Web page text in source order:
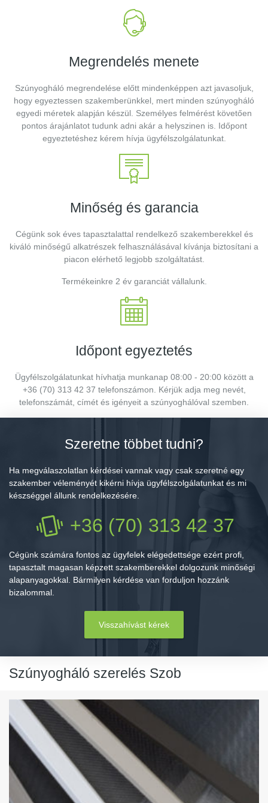
Megrendelés menete
Szúnyogháló megrendelése előtt mindenképpen azt javasoljuk,
hogy egyeztessen szakemberünkkel, mert minden szúnyogháló
egyedi méretek alapján készül. Személyes felmérést követően
pontos árajánlatot tudunk adni akár a helyszinen is. Időpont
egyeztetéshez kérem hívja ügyfélszolgálatunkat.
Minőség és garancia
Cégünk sok éves tapasztalattal rendelkező szakemberekkel és
kiváló minőségű alkatrészek felhasználásával kívánja biztosítani a
piacon elérhető legjobb szolgáltatást.
Termékeinkre 2 év garanciát vállalunk.
Időpont egyeztetés
Ügyfélszolgálatunkat hívhatja munkanap 08:00 - 20:00 között a
+36 (70) 313 42 37 telefonszámon. Kérjük adja meg nevét,
telefonszámát, címét és igényeit a szúnyoghálóval szemben.
Szeretne többet tudni?
Ha megválaszolatlan kérdései vannak vagy csak szeretné egy
szakember véleményét kikérni hívja ügyfélszolgálatunkat és mi
készséggel állunk rendelkezésére.
+36 (70) 313 42 37
Cégünk számára fontos az ügyfelek elégedettsége ezért profi,
tapasztalt magasan képzett szakemberekkel dolgozunk minőségi
alapanyagokkal. Bármilyen kérdése van forduljon hozzánk
bizalommal.
Visszahívást kérek
Szúnyogháló szerelés Szob